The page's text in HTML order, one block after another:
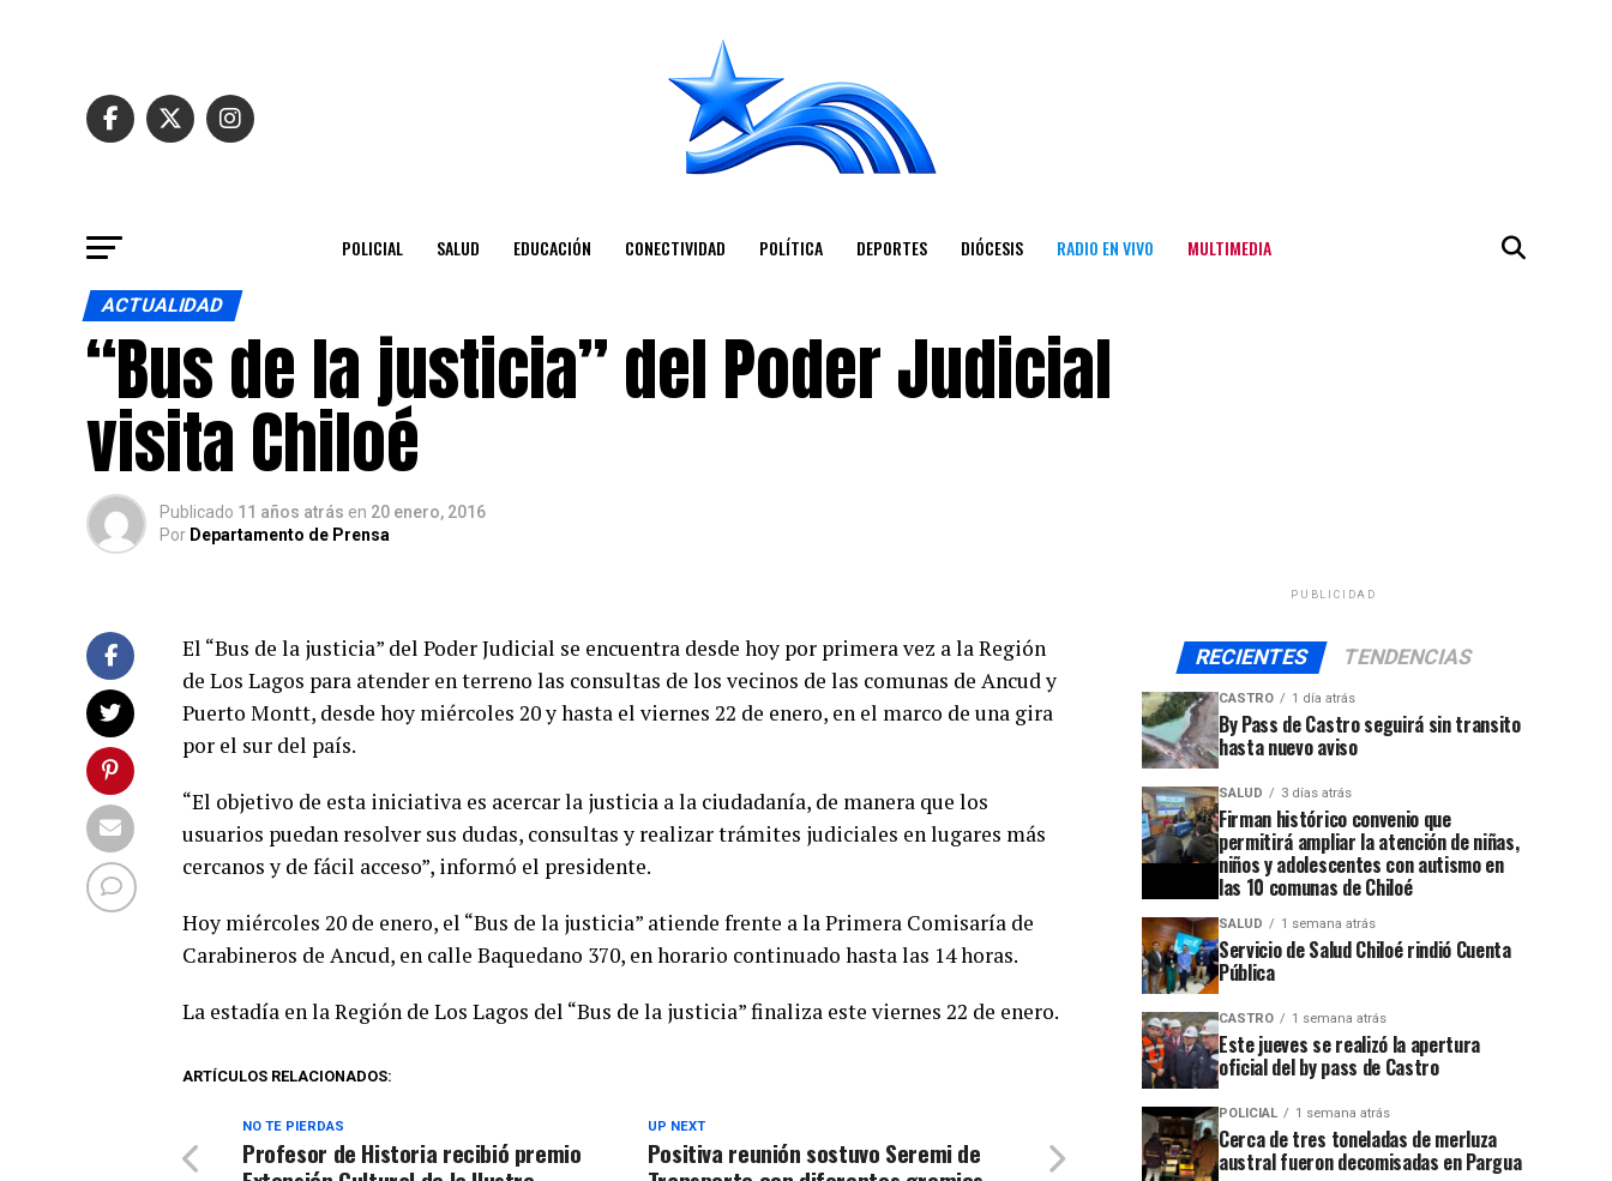
POLICIAL SALUD EDUCACIÓN CONECTIVIDAD POLÍTICA DEPORTES DIÓCESIS RADIO EN VIVO MULTIMEDIA
ACTUALIDAD
“Bus de la justicia” del Poder Judicial
visita Chiloé
Publicado 11 años atrás en 20 enero, 2016
Por Departamento de Prensa
El “Bus de la justicia” del Poder Judicial se encuentra desde hoy por primera vez a la Región
de Los Lagos para atender en terreno las consultas de los vecinos de las comunas de Ancud y
Puerto Montt, desde hoy miércoles 20 y hasta el viernes 22 de enero, en el marco de una gira
por el sur del país.
“El objetivo de esta iniciativa es acercar la justicia a la ciudadanía, de manera que los
usuarios puedan resolver sus dudas, consultas y realizar trámites judiciales en lugares más
cercanos y de fácil acceso”, informó el presidente.
Hoy miércoles 20 de enero, el “Bus de la justicia” atiende frente a la Primera Comisaría de
Carabineros de Ancud, en calle Baquedano 370, en horario continuado hasta las 14 horas.
La estadía en la Región de Los Lagos del “Bus de la justicia” finaliza este viernes 22 de enero.
ARTÍCULOS RELACIONADOS:
UP NEXT
Positiva reunión sostuvo Seremi de
NO TE PIERDAS
Profesor de Historia recibió premio
PUBLICIDAD
RECIENTES TENDENCIAS
CASTRO 1 día atrás
By Pass de Castro seguirá sin transito
hasta nuevo aviso
SALUD 3 días atrás
Firman histórico convenio que
permitirá ampliar la atención de niñas,
niños y adolescentes con autismo en
las 10 comunas de Chiloé
SALUD 1 semana atrás
Servicio de Salud Chiloé rindió Cuenta
Pública
CASTRO 1 semana atrás
Este jueves se realizó la apertura
oficial del by pass de Castro
POLICIAL 1 semana atrás
Cerca de tres toneladas de merluza
austral fueron decomisadas en Pargua